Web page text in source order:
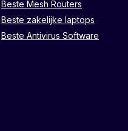
Beste Mesh Routers
Beste zakelijke laptops
Beste Antivirus Software